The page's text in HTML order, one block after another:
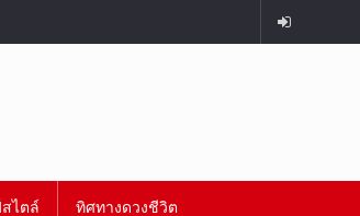
ไตล์ ทิศทางดวงชีวิต